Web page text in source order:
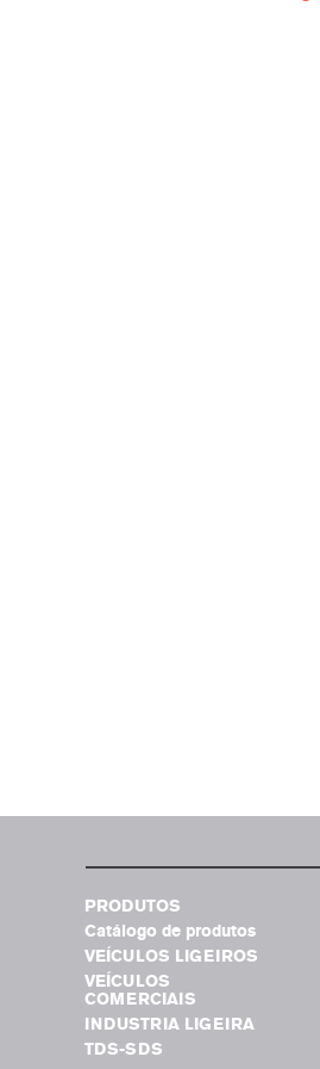
PRODUTOS
Catálogo de produtos
VEÍCULOS LIGEIROS
VEÍCULOS
COMERCIAIS
INDUSTRIA LIGEIRA
TDS-SDS